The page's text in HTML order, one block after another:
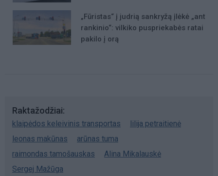
„Fūristas“ į judrią sankryžą įlėkė „ant
rankinio“: vilkiko puspriekabės ratai
pakilo į orą
Raktažodžiai
klaipėdos keleivinis transportas
lilija petraitienė
leonas makūnas
arūnas tuma
raimondas tamošauskas
Alina Mikalauskė
Sergej Mažūga